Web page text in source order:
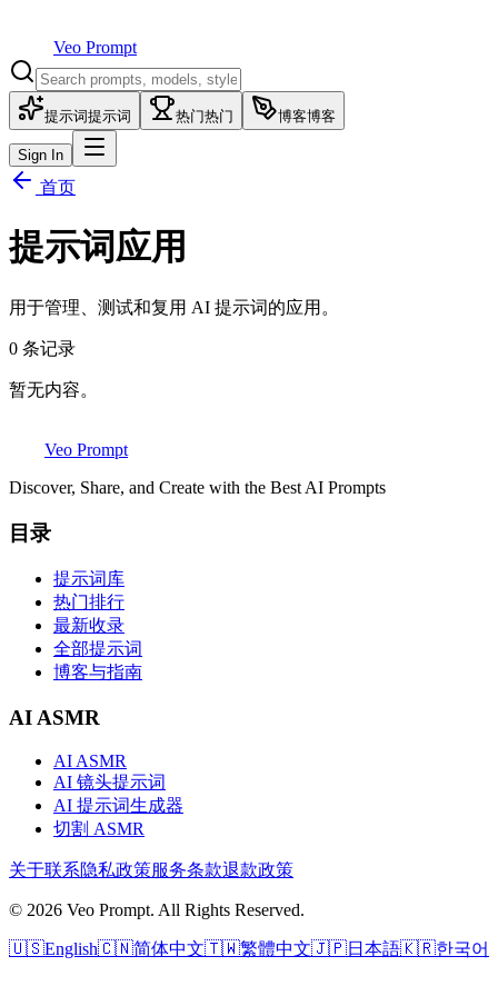
Veo Prompt
提示词提示词 热门热门 博客博客
Sign In
首页
提示词应用
用于管理、测试和复用 AI 提示词的应用。
0 条记录
暂无内容。
Veo Prompt
Discover, Share, and Create with the Best AI Prompts
目录
提示词库
热门排行
最新收录
全部提示词
博客与指南
AI ASMR
AI ASMR
AI 镜头提示词
AI 提示词生成器
切割 ASMR
关于联系隐私政策服务条款退款政策
© 2026 Veo Prompt. All Rights Reserved.
🇺🇸English🇨🇳简体中文🇹🇼繁體中文🇯🇵日本語🇰🇷한국어